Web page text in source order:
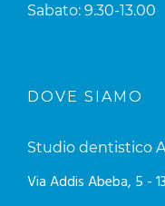
Sabato: 9.30-13.00
DOVE SIAMO
Studio dentistico
Via Addis Abeba, 5 -